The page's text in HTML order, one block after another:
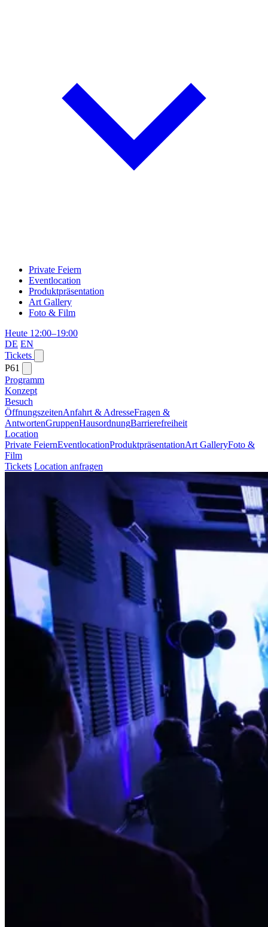
Private Feiern
Eventlocation
Produktpräsentation
Art Gallery
Foto & Film
Heute 12:00–19:00
DE EN
Tickets
P61
Programm
Konzept
Besuch
ÖffnungszeitenAnfahrt & AdresseFragen &
AntwortenGruppenHausordnungBarrierefreiheit
Location
Private FeiernEventlocationProduktpräsentationArt GalleryFoto &
Film
Tickets Location anfragen